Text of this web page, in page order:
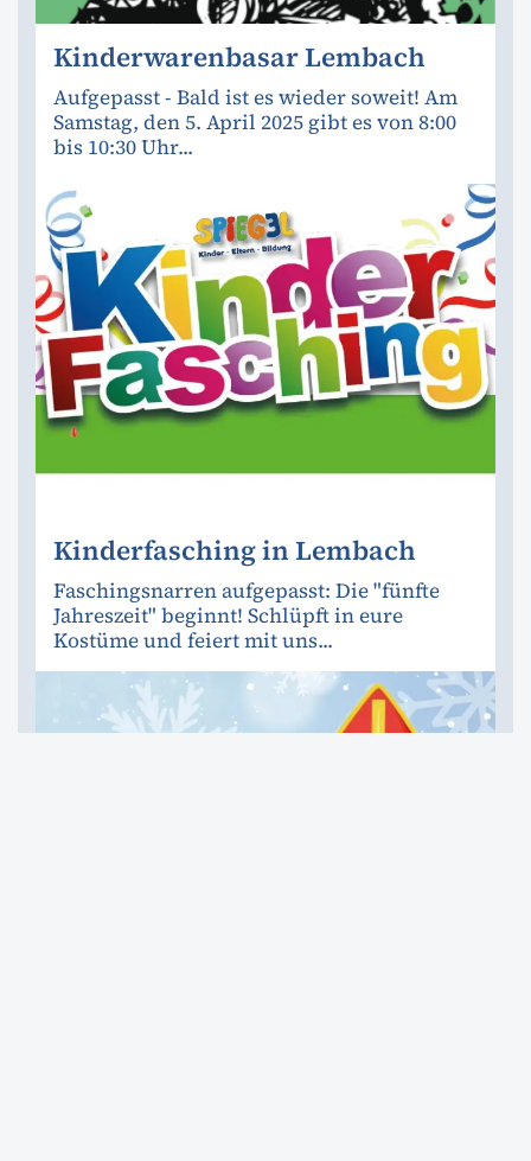
Kinderwarenbasar Lembach
Aufgepasst - Bald ist es wieder soweit! Am
Samstag, den 5. April 2025 gibt es von 8:00
bis 10:30 Uhr...
Kinderfasching in Lembach
Faschingsnarren aufgepasst: Die "fünfte
Jahreszeit" beginnt! Schlüpft in eure
Kostüme und feiert mit uns...